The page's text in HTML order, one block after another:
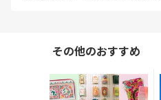
その他のおすすめ